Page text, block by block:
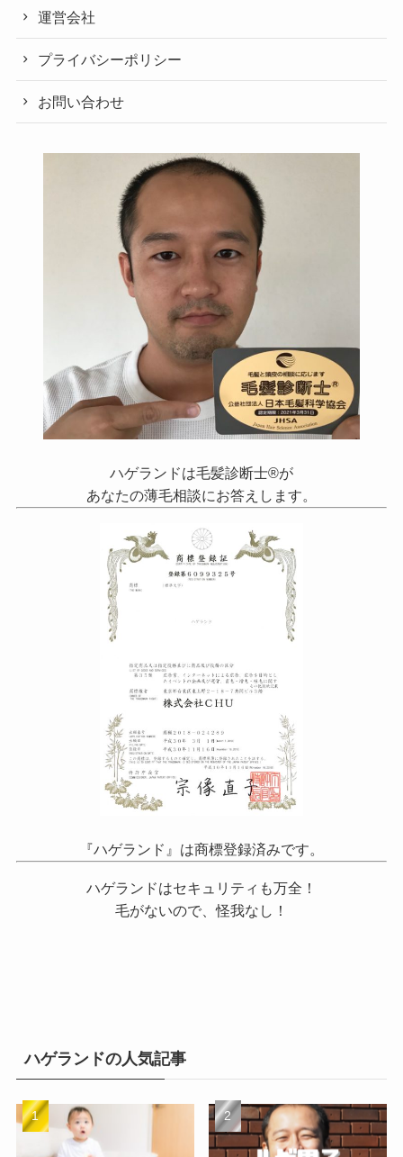
運営会社
プライバシーポリシー
お問い合わせ
ハゲランドは毛髪診断士®が
あなたの薄毛相談にお答えします。
『ハゲランド』は商標登録済みです。
ハゲランドはセキュリティも万全！
毛がないので、怪我なし！
ハゲランドの人気記事